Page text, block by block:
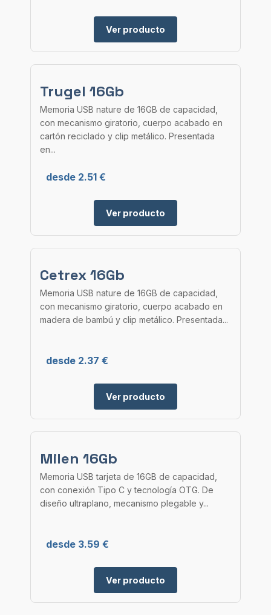
Ver producto
Trugel 16Gb
Memoria USB nature de 16GB de capacidad,
con mecanismo giratorio, cuerpo acabado en
cartón reciclado y clip metálico. Presentada
en...
desde 2.51 €
Ver producto
Cetrex 16Gb
Memoria USB nature de 16GB de capacidad,
con mecanismo giratorio, cuerpo acabado en
madera de bambú y clip metálico. Presentada...
desde 2.37 €
Ver producto
Milen 16Gb
Memoria USB tarjeta de 16GB de capacidad,
con conexión Tipo C y tecnología OTG. De
diseño ultraplano, mecanismo plegable y...
desde 3.59 €
Ver producto